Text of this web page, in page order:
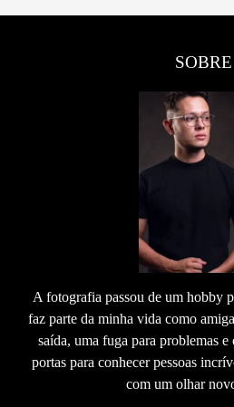
SOBRE
A fotografia passou de um hobby
faz parte da minha vida como
saída, uma fuga para problemas
portas para conhecer pessoas
com um olhar